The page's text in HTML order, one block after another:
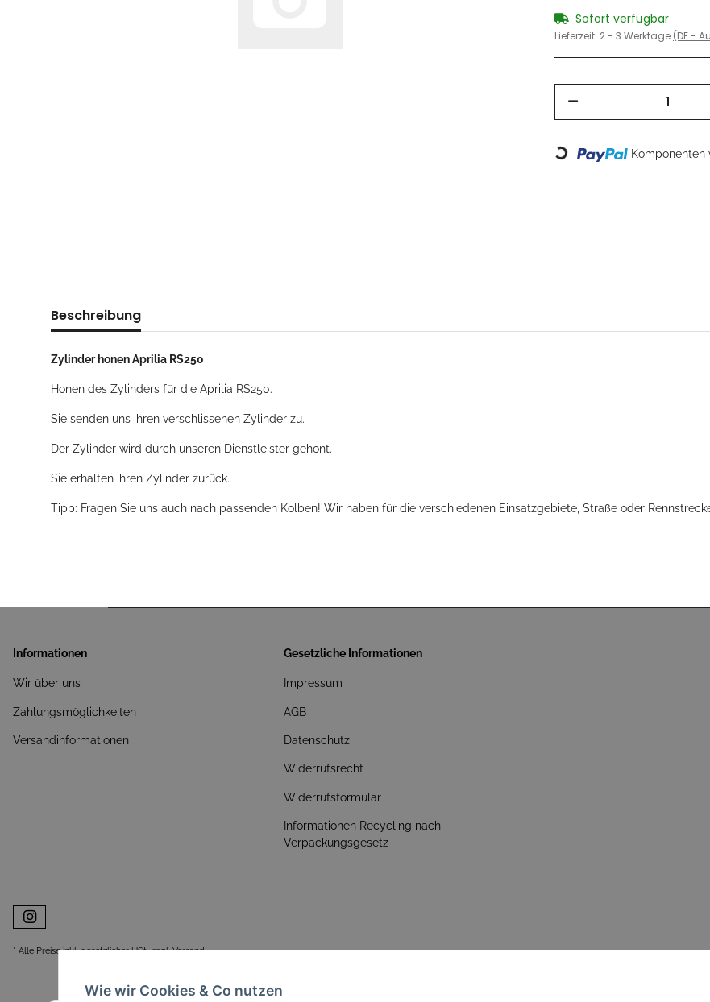
Sofort verfügbar
Lieferzeit: 2 - 3 Werktage (DE -
Loading... Komponenten
Beschreibung
Zylinder honen Aprilia RS250
Honen des Zylinders für die Aprilia RS250.
Sie senden uns ihren verschlissenen Zylinder zu.
Der Zylinder wird durch unseren Dienstleister gehont.
Sie erhalten ihren Zylinder zurück.
Tipp: Fragen Sie uns auch nach passenden Kolben! Wir haben für die verschiedenen Einsatzgebiete, Straße oder
Informationen
Wir über uns
Zahlungsmöglichkeiten
Versandinformationen
Gesetzliche Informationen
Impressum
AGB
Datenschutz
Widerrufsrecht
Widerrufsformular
Informationen Recycling nach
Verpackungsgesetz
* Alle Preise inkl. gesetzlicher USt., zzgl.Versand
Wie wir Cookies & Co nutzen